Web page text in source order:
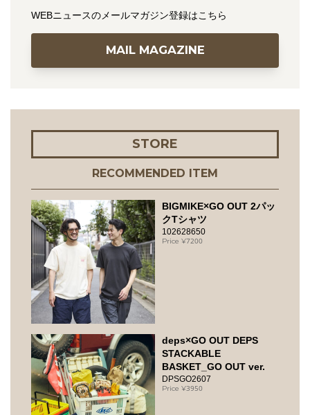
WEBニュースのメールマガジン登録はこちら
MAIL MAGAZINE
STORE
RECOMMENDED ITEM
BIGMIKE×GO OUT 2パッ
クTシャツ
102628650
7200
deps×GO OUT DEPS
STACKABLE
BASKET_GO OUT ver.
DPSGO2607
3950